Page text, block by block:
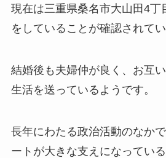
現在は三重県桑名市大山田4丁
をしていることが確認されてい
結婚後も夫婦仲が良く、お互
生活を送っているようです。
長年にわたる政治活動のなか
ートが大きな支えになってい